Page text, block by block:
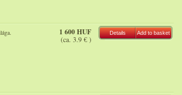
1 600 HUF
(ca. 3.9 € )
Details Add to basket